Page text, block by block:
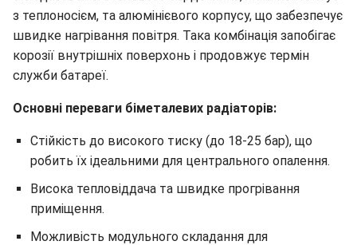
з теплоносієм, та алюмінієвого корпусу, що забезпечує
швидке нагрівання повітря. Така комбінація запобігає
корозії внутрішніх поверхонь і продовжує термін
служби батареї.
Основні переваги біметалевих радіаторів:
Стійкість до високого тиску (до 18-25 бар), що
робить їх ідеальними для центрального опалення.
Висока тепловіддача та швидке прогрівання
приміщення.
Можливість модульного складання для